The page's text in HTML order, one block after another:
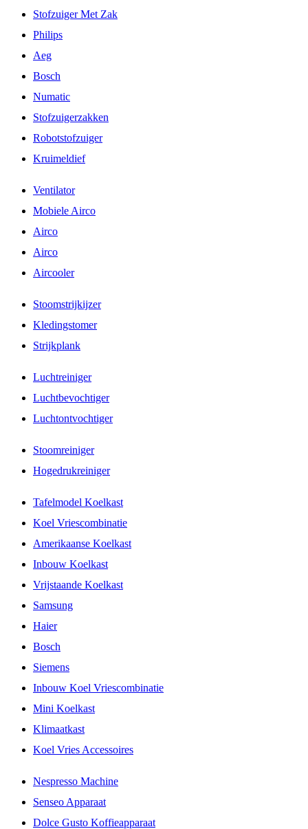
Stofzuiger Met Zak
Philips
Aeg
Bosch
Numatic
Stofzuigerzakken
Robotstofzuiger
Kruimeldief
Ventilator
Mobiele Airco
Airco
Airco
Aircooler
Stoomstrijkijzer
Kledingstomer
Strijkplank
Luchtreiniger
Luchtbevochtiger
Luchtontvochtiger
Stoomreiniger
Hogedrukreiniger
Tafelmodel Koelkast
Koel Vriescombinatie
Amerikaanse Koelkast
Inbouw Koelkast
Vrijstaande Koelkast
Samsung
Haier
Bosch
Siemens
Inbouw Koel Vriescombinatie
Mini Koelkast
Klimaatkast
Koel Vries Accessoires
Nespresso Machine
Senseo Apparaat
Dolce Gusto Koffieapparaat